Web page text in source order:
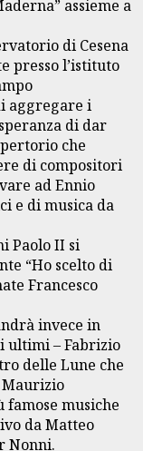
assieme a
di Cesena
presso l’istituto
aggregare i
di dar
che
di compositori
ad Ennio
e di musica da
Paolo II si
“Ho scelto di
Francesco
invece in
ultimi – Fabrizio
delle Lune che
musiche
da Matteo
Nonni.